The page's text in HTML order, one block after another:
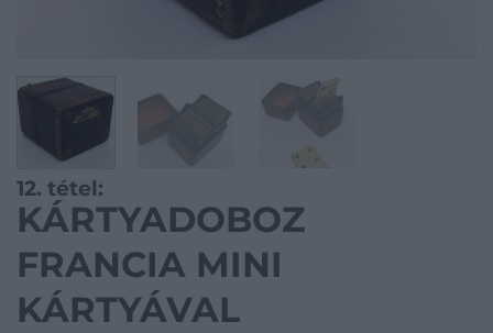
12. tétel:
KÁRTYADOBOZ
FRANCIA MINI
KÁRTYÁVAL